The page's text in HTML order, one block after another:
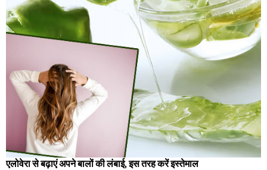
एलोवेरा से बढ़ाएं अपने बालों की लंबाई, इस तरह करें इस्तेमाल